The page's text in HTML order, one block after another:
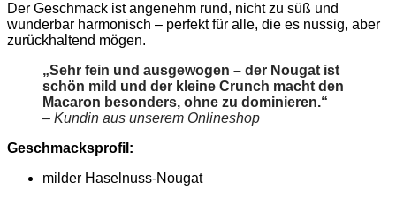
Der Geschmack ist angenehm rund, nicht zu süß und
wunderbar harmonisch – perfekt für alle, die es nussig, aber
zurückhaltend mögen.
„Sehr fein und ausgewogen – der Nougat ist
schön mild und der kleine Crunch macht den
Macaron besonders, ohne zu dominieren.“
– Kundin aus unserem Onlineshop
Geschmacksprofil:
milder Haselnuss-Nougat